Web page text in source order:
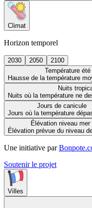
Climat
Horizon temporel
2030 2050
2100
Température été
Hausse de la température
Nuits
Nuits où la température ne
Jours de canicule
Jours où la température
Élévation niveau mer
Élévation prévue du niveau
Une initiative par
Soutenir le projet
Villes